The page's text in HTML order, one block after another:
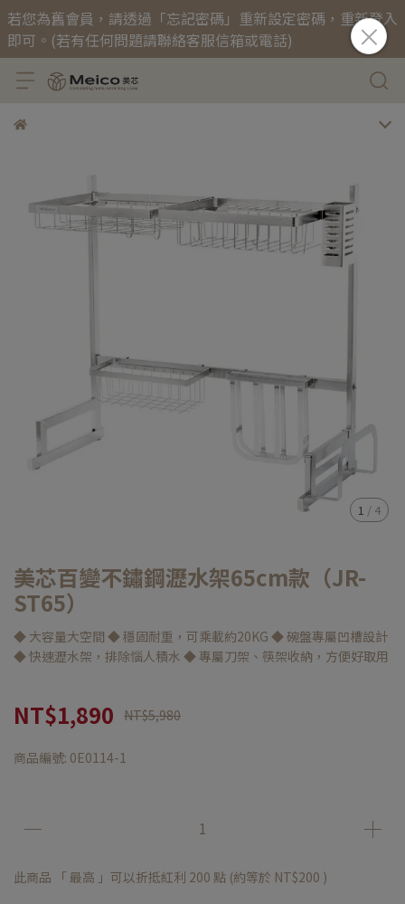
若您為舊會員，請透過「忘記密碼」重新設定密碼，重新登入
即可。(若有任何問題請聯絡客服信箱或電話)
1 / 4
美芯百變不鏽鋼瀝水架65cm款（JR-
ST65）
◆ 大容量大空間 ◆ 穩固耐重，可乘載約20KG ◆ 碗盤專屬凹槽設計
◆ 快速瀝水架，排除惱人積水 ◆ 專屬刀架、筷架收納，方便好取用
NT$1,890 NT$5,980
商品編號: 0E0114-1
此商品 「 最高 」可以折抵紅利 200 點 (約等於 NT$200 )